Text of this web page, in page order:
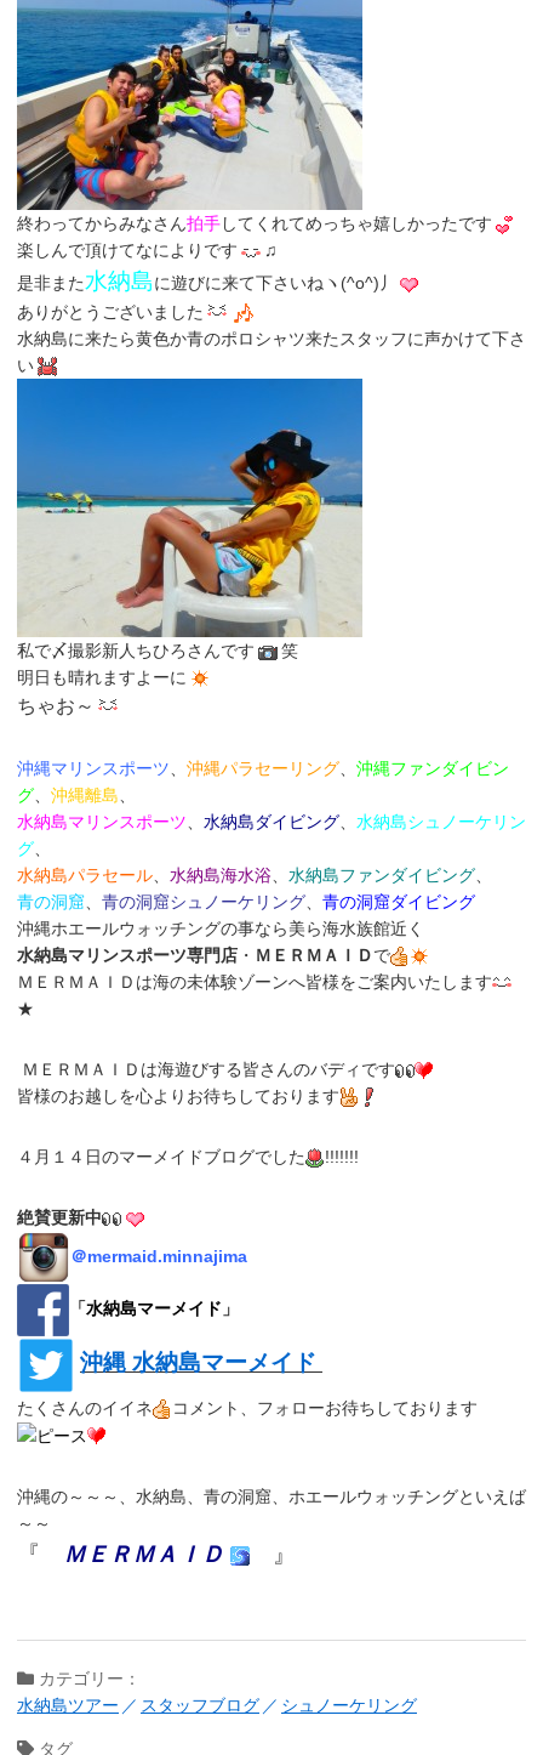
終わってからみなさん拍手してくれてめっちゃ嬉しかったです
楽しんで頂けてなによりです
♫
是非また水納島に遊びに来て下さいねヽ(^o^)丿
ありがとうございました
水納島に来たら黄色か青のポロシャツ来たスタッフに声かけて下さ
い
私で〆撮影新人ちひろさんです
笑
明日も晴れますよーに
ちゃお～
沖縄マリンスポーツ 沖縄パラセーリング
沖縄ファンダイビン
グ
沖縄離島
水納島マリンスポーツ
水納島ダイビング
水納島シュノーケリン
グ
水納島パラセール
水納島海水浴 水納島ファンダイビング
青の洞窟
青の洞窟シュノーケリング
青の洞窟ダイビング
沖縄ホエールウォッチングの事なら美ら海水族館近く
水納島マリンスポーツ専門店 ・ ＭＥＲＭＡＩＤで
ＭＥＲＭＡＩＤは海の未体験ゾーンへ皆様をご案内いたします
★
ＭＥＲＭＡＩＤは海遊びする皆さんのバディです
皆様のお越しを心よりお待ちしております
４月１４日のマーメイドブログでした !!!!!!!
絶賛更新中
＠mermaid.minnajima
「水納島マーメイド 」
沖縄 水納島マーメイド
たくさんのイイネ コメント、フォローお待ちしております
沖縄の～～～、水納島、青の洞窟、ホエールウォッチングといえば
～～
『 ＭＥＲＭＡＩＤ 』
カテゴリー：
水納島ツアー
スタッフブログ シュノーケリング
タグ